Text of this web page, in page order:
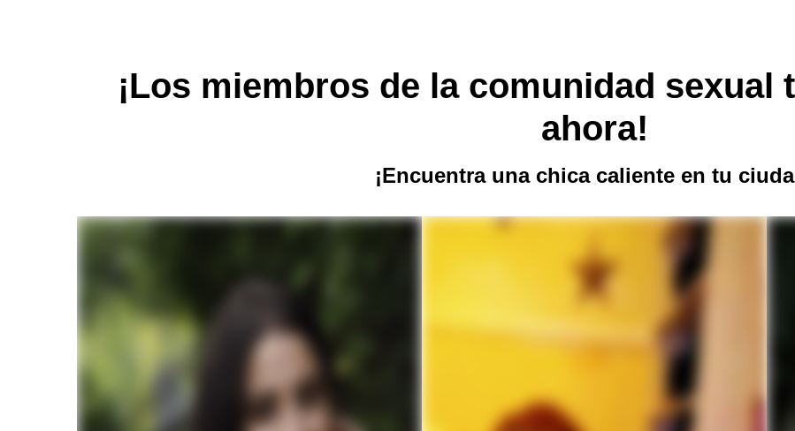
¡Los miembros de la comunidad sexual
ahora!
¡Encuentra una chica caliente en tu